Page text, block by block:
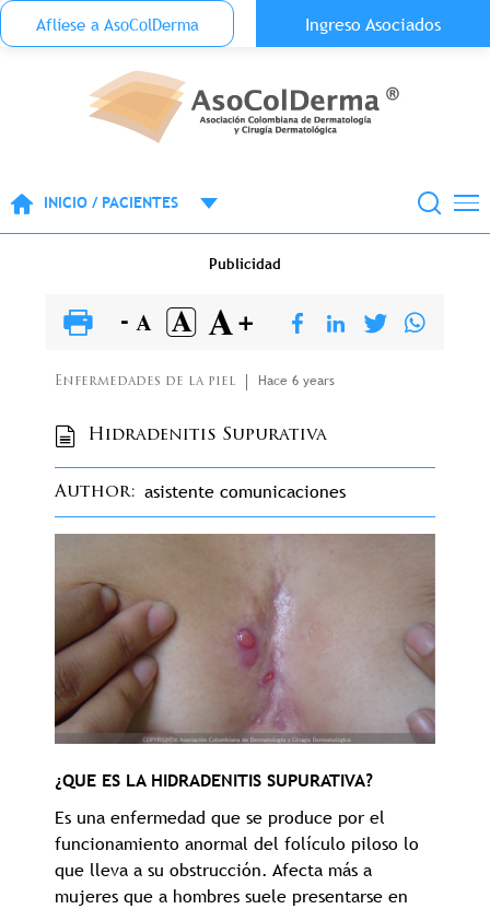
Pasar al contenido principal
Menu Top Anónimo
Aflíese a AsoColDerma Ingreso Asociados
INICIO / PACIENTES
Publicidad
Enfermedades de la piel Hace 6 years
Hidradenitis Supurativa
Author asistente comunicaciones
¿QUE ES LA HIDRADENITIS SUPURATIVA?
Es una enfermedad que se produce por el
funcionamiento anormal del folículo piloso lo
que lleva a su obstrucción. Afecta más a
mujeres que a hombres suele presentarse en